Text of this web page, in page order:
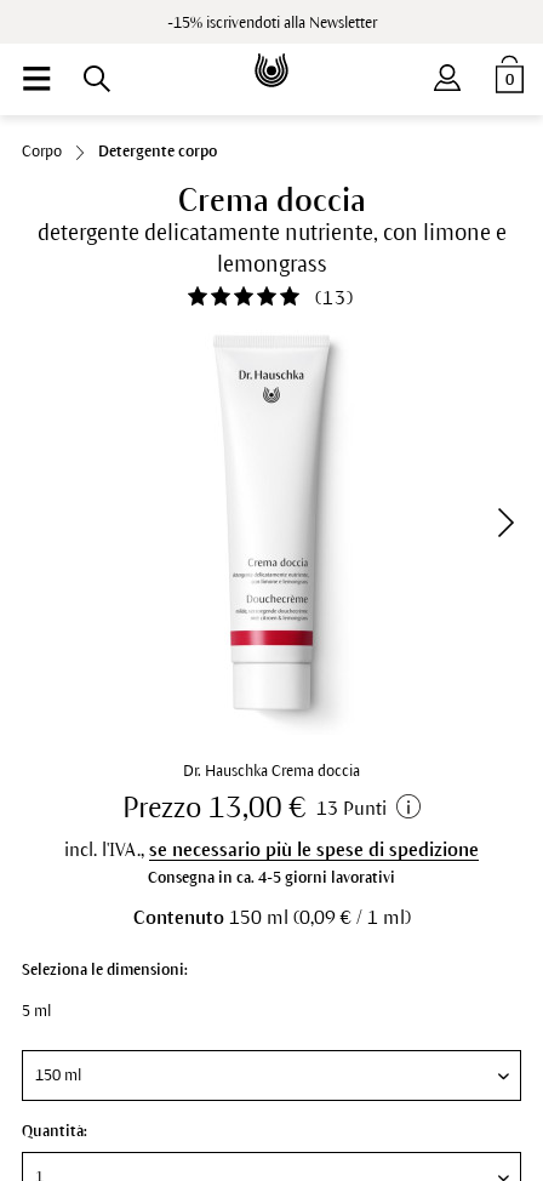
-15% iscrivendoti alla Newsletter
0
Corpo Detergente corpo
Crema doccia
detergente delicatamente nutriente, con limone e
lemongrass
(13)
Dr. Hauschka Crema doccia
Prezzo 13,00 € 13 Punti
incl. l'IVA., se necessario più le spese di spedizione
Consegna in ca. 4-5 giorni lavorativi
Contenuto150 ml (0,09 € / 1 ml)
Seleziona le dimensioni:
5 ml
Quantità: